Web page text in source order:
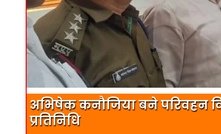
अभिषेक कनौजिया बने परिवहन
प्रतिनिधि